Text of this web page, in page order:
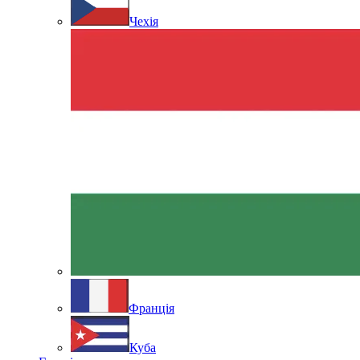
Чехія
Франція
Куба